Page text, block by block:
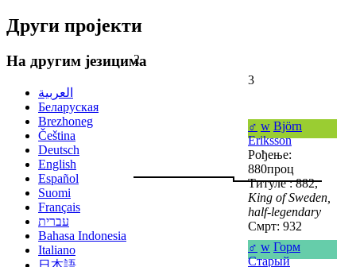
2
3
♂ w Björn
Eriksson
Рођење:
880проц
Титуле : 882,
King of Sweden,
half-legendary
Смрт: 932
♂ w Горм
Старый
Други пројекти
На другим језицима
العربية
Беларуская
Brezhoneg
Čeština
Deutsch
English
Español
Suomi
Français
עברית
Bahasa Indonesia
Italiano